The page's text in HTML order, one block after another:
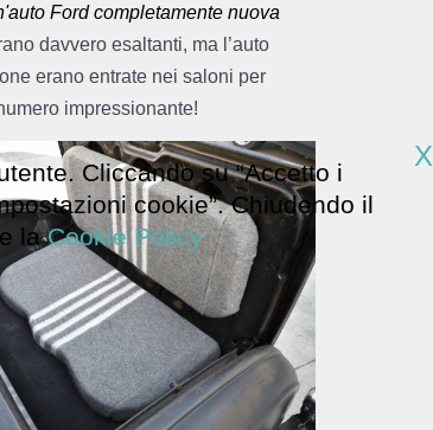
Ford completamente nuova
davvero esaltanti, ma l’auto
erano entrate nei saloni per
impressionante!
X
Cliccando su “Accetto i
cookie”. Chiudendo il
laCookie Policy